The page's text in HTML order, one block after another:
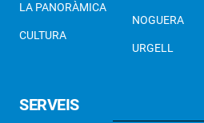
LA PANORÀMICA
CULTURA
NOGUERA
URGELL
SERVEIS